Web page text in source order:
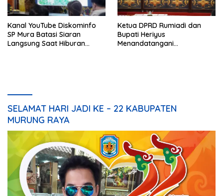
Kanal YouTube Diskominfo
SP Mura Batasi Siaran
Langsung Saat Hiburan
Ketua DPRD Rumiadi dan
Bupati Heriyus
Menandatangani
SELAMAT HARI JADI KE – 22 KABUPATEN
MURUNG RAYA